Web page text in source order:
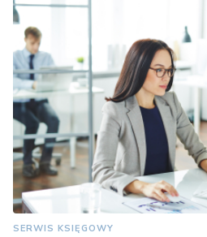
SERWIS KSIĘGOWY